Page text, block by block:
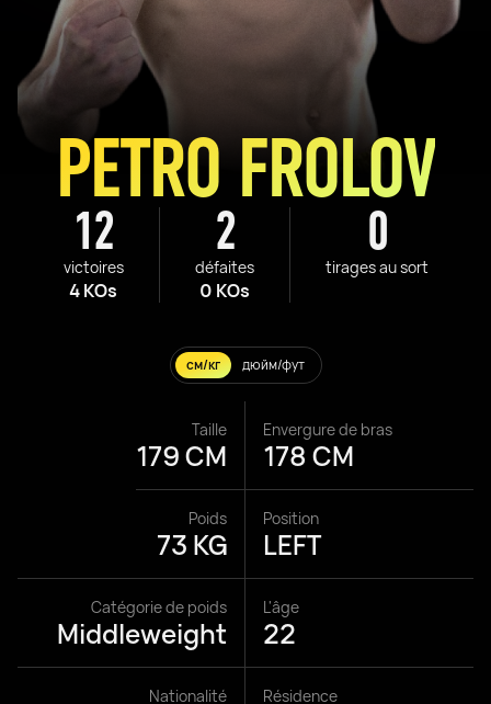
12
victoires
4 KOs
2
défaites
0 KOs
0
tirages au sort
PETRO FROLOV
см/кг дюйм/фут
Taille
179 CM
Envergure de bras
178 CM
Poids
73 KG
Position
LEFT
Catégorie de poids
Middleweight
L'âge
22
Nationalité Résidence